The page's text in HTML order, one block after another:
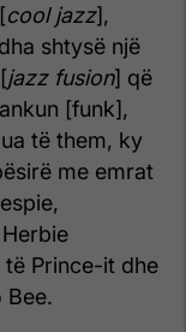
cool jazz],
shtysë një
jazz fusion] që
[funk],
të them, ky
me emrat
Prince-it dhe
Bee.